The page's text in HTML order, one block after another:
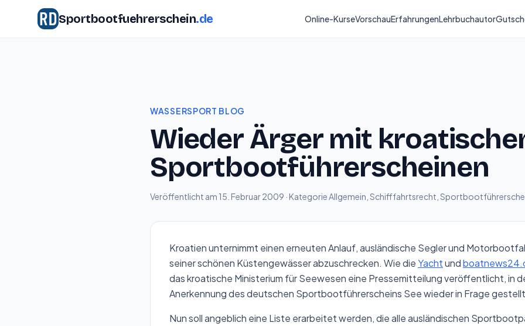
Sportbootfuehrerschein.de Online-KurseVorschauErfahrungenLehrbuchautor
WASSERSPORT BLOG
Wieder Ärger mit
Sportbootführerscheinen
Veröffentlicht am 15. Februar 2009 · KategorieAllgemein Schifffahrtsrecht
Kroatien unternimmt einen erneuten Anlauf, ausländische Segler und
seiner schönen Küstengewässer abzuschrecken. Wie dieYachtund
das kroatische Ministerium für Seewesen eine Pressemitteilung veröffentlicht, in
Anerkennung des deutschen Sportbootführerscheins See wieder in Frage
Nun soll angeblich eine Liste erarbeitet werden, die alle ausländischen